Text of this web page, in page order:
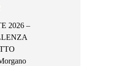
2026 –